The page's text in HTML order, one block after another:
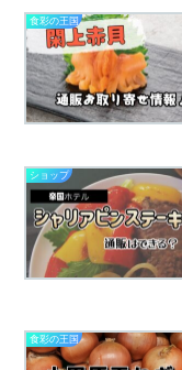
食彩の王国
ショップ
食彩の王国